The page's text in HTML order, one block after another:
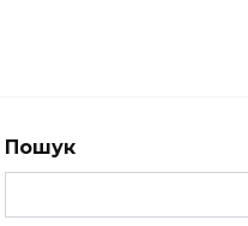
Пошук